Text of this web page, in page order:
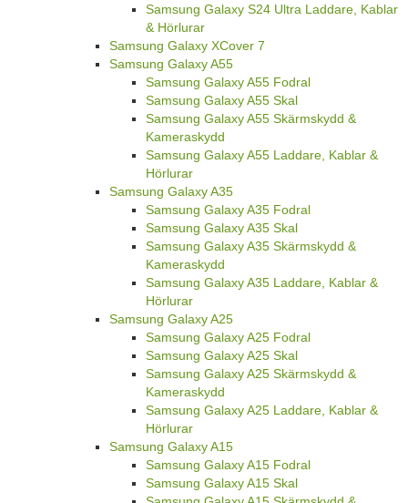
Samsung Galaxy S24 Ultra Laddare, Kablar
& Hörlurar
Samsung Galaxy XCover 7
Samsung Galaxy A55
Samsung Galaxy A55 Fodral
Samsung Galaxy A55 Skal
Samsung Galaxy A55 Skärmskydd &
Kameraskydd
Samsung Galaxy A55 Laddare, Kablar &
Hörlurar
Samsung Galaxy A35
Samsung Galaxy A35 Fodral
Samsung Galaxy A35 Skal
Samsung Galaxy A35 Skärmskydd &
Kameraskydd
Samsung Galaxy A35 Laddare, Kablar &
Hörlurar
Samsung Galaxy A25
Samsung Galaxy A25 Fodral
Samsung Galaxy A25 Skal
Samsung Galaxy A25 Skärmskydd &
Kameraskydd
Samsung Galaxy A25 Laddare, Kablar &
Hörlurar
Samsung Galaxy A15
Samsung Galaxy A15 Fodral
Samsung Galaxy A15 Skal